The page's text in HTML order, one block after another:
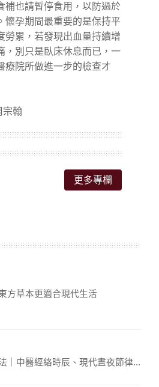
補也請暫停食用，以防過於
懷孕期間最重要的是保持平
勞累，若發現出血量持續增
，別只是臥床休息而已，一
療院所做進一步的檢查才
宗翰
更多專欄
方草本更適合現代生活
｜中醫經絡時辰、現代晝夜節律...